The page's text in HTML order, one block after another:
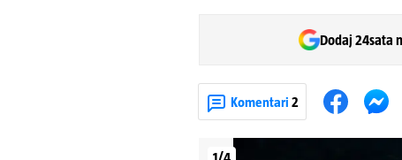
Dodaj 24sata
Komentari 2